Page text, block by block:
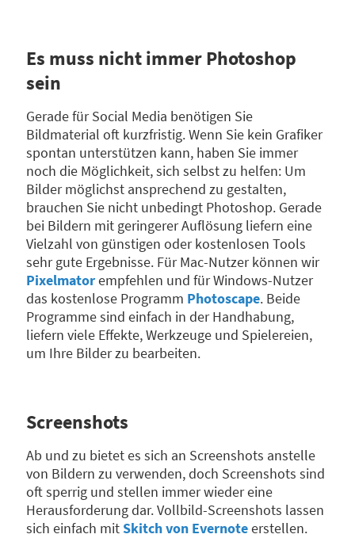
Es muss nicht immer Photoshop
sein
Gerade für Social Media benötigen Sie
Bildmaterial oft kurzfristig. Wenn Sie kein Grafiker
spontan unterstützen kann, haben Sie immer
noch die Möglichkeit, sich selbst zu helfen: Um
Bilder möglichst ansprechend zu gestalten,
brauchen Sie nicht unbedingt Photoshop. Gerade
bei Bildern mit geringerer Auflösung liefern eine
Vielzahl von günstigen oder kostenlosen Tools
sehr gute Ergebnisse. Für Mac-Nutzer können wir
Pixelmatorempfehlen und für Windows-Nutzer
das kostenlose Programm Photoscape. Beide
Programme sind einfach in der Handhabung,
liefern viele Effekte, Werkzeuge und Spielereien,
um Ihre Bilder zu bearbeiten.
Screenshots
Ab und zu bietet es sich an Screenshots anstelle
von Bildern zu verwenden, doch Screenshots sind
oft sperrig und stellen immer wieder eine
Herausforderung dar. Vollbild-Screenshots lassen
sich einfach mitSkitch von Evernoteerstellen.